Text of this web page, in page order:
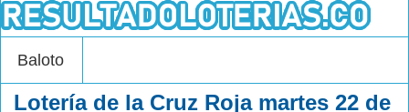
Baloto
Lotería de la Cruz Roja martes 22 de